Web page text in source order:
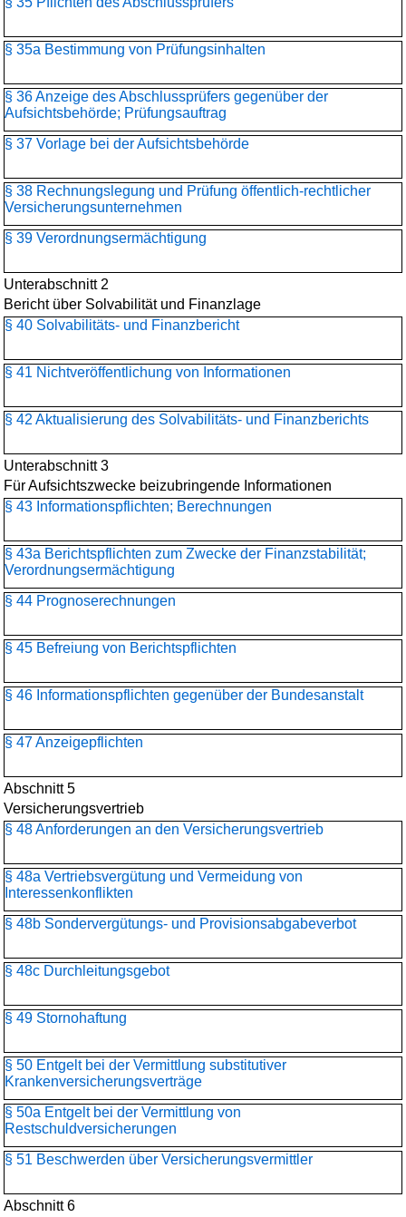
§ 35a Bestimmung von Prüfungsinhalten
§ 36 Anzeige des Abschlussprüfers gegenüber der
Aufsichtsbehörde; Prüfungsauftrag
§ 37 Vorlage bei der Aufsichtsbehörde
§ 38 Rechnungslegung und Prüfung öffentlich-rechtlicher
Versicherungsunternehmen
§ 39 Verordnungsermächtigung
Unterabschnitt 2
Bericht über Solvabilität und Finanzlage
§ 40 Solvabilitäts- und Finanzbericht
§ 41 Nichtveröffentlichung von Informationen
§ 42 Aktualisierung des Solvabilitäts- und Finanzberichts
Unterabschnitt 3
Für Aufsichtszwecke beizubringende Informationen
§ 43 Informationspflichten; Berechnungen
§ 43a Berichtspflichten zum Zwecke der Finanzstabilität;
Verordnungsermächtigung
§ 44 Prognoserechnungen
§ 45 Befreiung von Berichtspflichten
§ 46 Informationspflichten gegenüber der Bundesanstalt
§ 47 Anzeigepflichten
Abschnitt 5
Versicherungsvertrieb
§ 48 Anforderungen an den Versicherungsvertrieb
§ 48a Vertriebsvergütung und Vermeidung von
Interessenkonflikten
§ 48b Sondervergütungs- und Provisionsabgabeverbot
§ 48c Durchleitungsgebot
§ 49 Stornohaftung
§ 50 Entgelt bei der Vermittlung substitutiver
Krankenversicherungsverträge
§ 50a Entgelt bei der Vermittlung von
Restschuldversicherungen
§ 51 Beschwerden über Versicherungsvermittler
Abschnitt 6